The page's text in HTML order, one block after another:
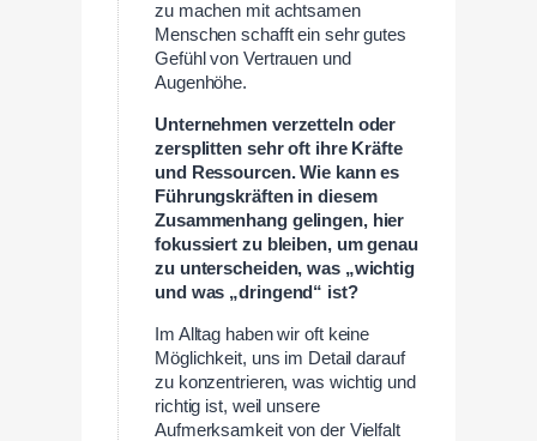
zu machen mit achtsamen
Menschen schafft ein sehr gutes
Gefühl von Vertrauen und
Augenhöhe.
Unternehmen verzetteln oder
zersplitten sehr oft ihre Kräfte
und Ressourcen. Wie kann es
Führungskräften in diesem
Zusammenhang gelingen, hier
fokussiert zu bleiben, um genau
zu unterscheiden, was „wichtig
und was „dringend“ ist?
Im Alltag haben wir oft keine
Möglichkeit, uns im Detail darauf
zu konzentrieren, was wichtig und
richtig ist, weil unsere
Aufmerksamkeit von der Vielfalt